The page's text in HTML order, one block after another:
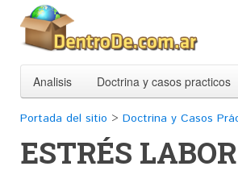
Analisis Doctrina y casos practicos
Portada del sitio > Doctrina y Casos
ESTRÉS